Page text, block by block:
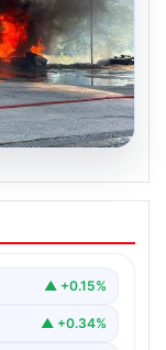
▲ +0.15%
▲ +0.34%